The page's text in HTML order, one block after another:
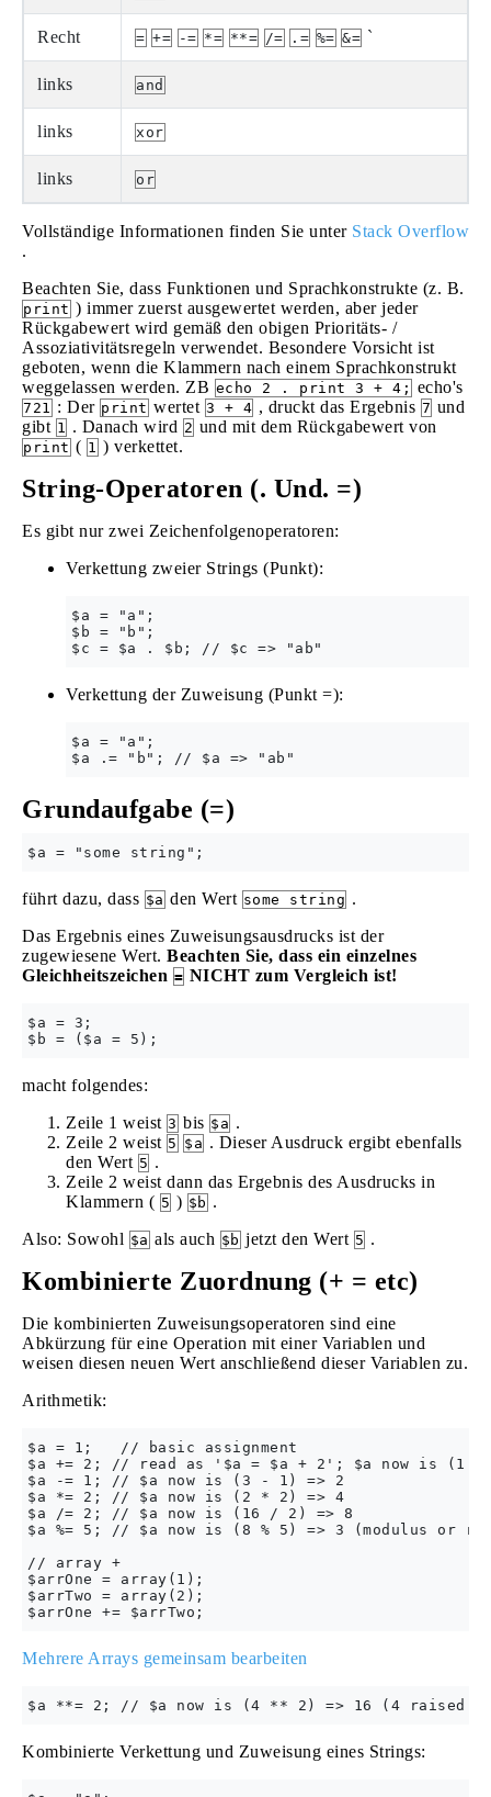
Recht = += -= *= **= /= .= %= &= `
links and
links xor
links or
Vollständige Informationen finden Sie unter Stack Overflow
.
Beachten Sie, dass Funktionen und Sprachkonstrukte (z. B.
print ) immer zuerst ausgewertet werden, aber jeder
Rückgabewert wird gemäß den obigen Prioritäts- /
Assoziativitätsregeln verwendet. Besondere Vorsicht ist
geboten, wenn die Klammern nach einem Sprachkonstrukt
weggelassen werden. ZB echo 2 . print 3 + 4; echo's
721 : Der print wertet 3 + 4 , druckt das Ergebnis 7 und
gibt 1 . Danach wird 2 und mit dem Rückgabewert von
print ( 1 ) verkettet.
String-Operatoren (. Und. =)
Es gibt nur zwei Zeichenfolgenoperatoren:
Verkettung zweier Strings (Punkt):
$a = "a";
$b = "b";
Verkettung der Zuweisung (Punkt =):
$a = "a";
Grundaufgabe (=)
führt dazu, dass $a den Wert some string .
Das Ergebnis eines Zuweisungsausdrucks ist der
zugewiesene Wert. Beachten Sie, dass ein einzelnes
Gleichheitszeichen = NICHT zum Vergleich ist!
$a = 3;
macht folgendes:
Zeile 1 weist 3 bis $a .
Zeile 2 weist 5 $a . Dieser Ausdruck ergibt ebenfalls
den Wert 5 .
Zeile 2 weist dann das Ergebnis des Ausdrucks in
Klammern ( 5 ) $b .
Also: Sowohl $a als auch $b jetzt den Wert 5 .
Kombinierte Zuordnung (+ = etc)
Die kombinierten Zuweisungsoperatoren sind eine
Abkürzung für eine Operation mit einer Variablen und
weisen diesen neuen Wert anschließend dieser Variablen zu.
Arithmetik:
$a = 1;   // basic assignment
$a += 2; // read as '$a = $a + 2'; $a now is (1 +
$a -= 1; // $a now is (3 - 1) => 2
$a *= 2; // $a now is (2 * 2) => 4
$a /= 2; // $a now is (16 / 2) => 8
$a %= 5; // $a now is (8 % 5) => 3 (modulus or
// array +
$arrOne = array(1);
$arrTwo = array(2);
Mehrere Arrays gemeinsam bearbeiten
Kombinierte Verkettung und Zuweisung eines Strings: